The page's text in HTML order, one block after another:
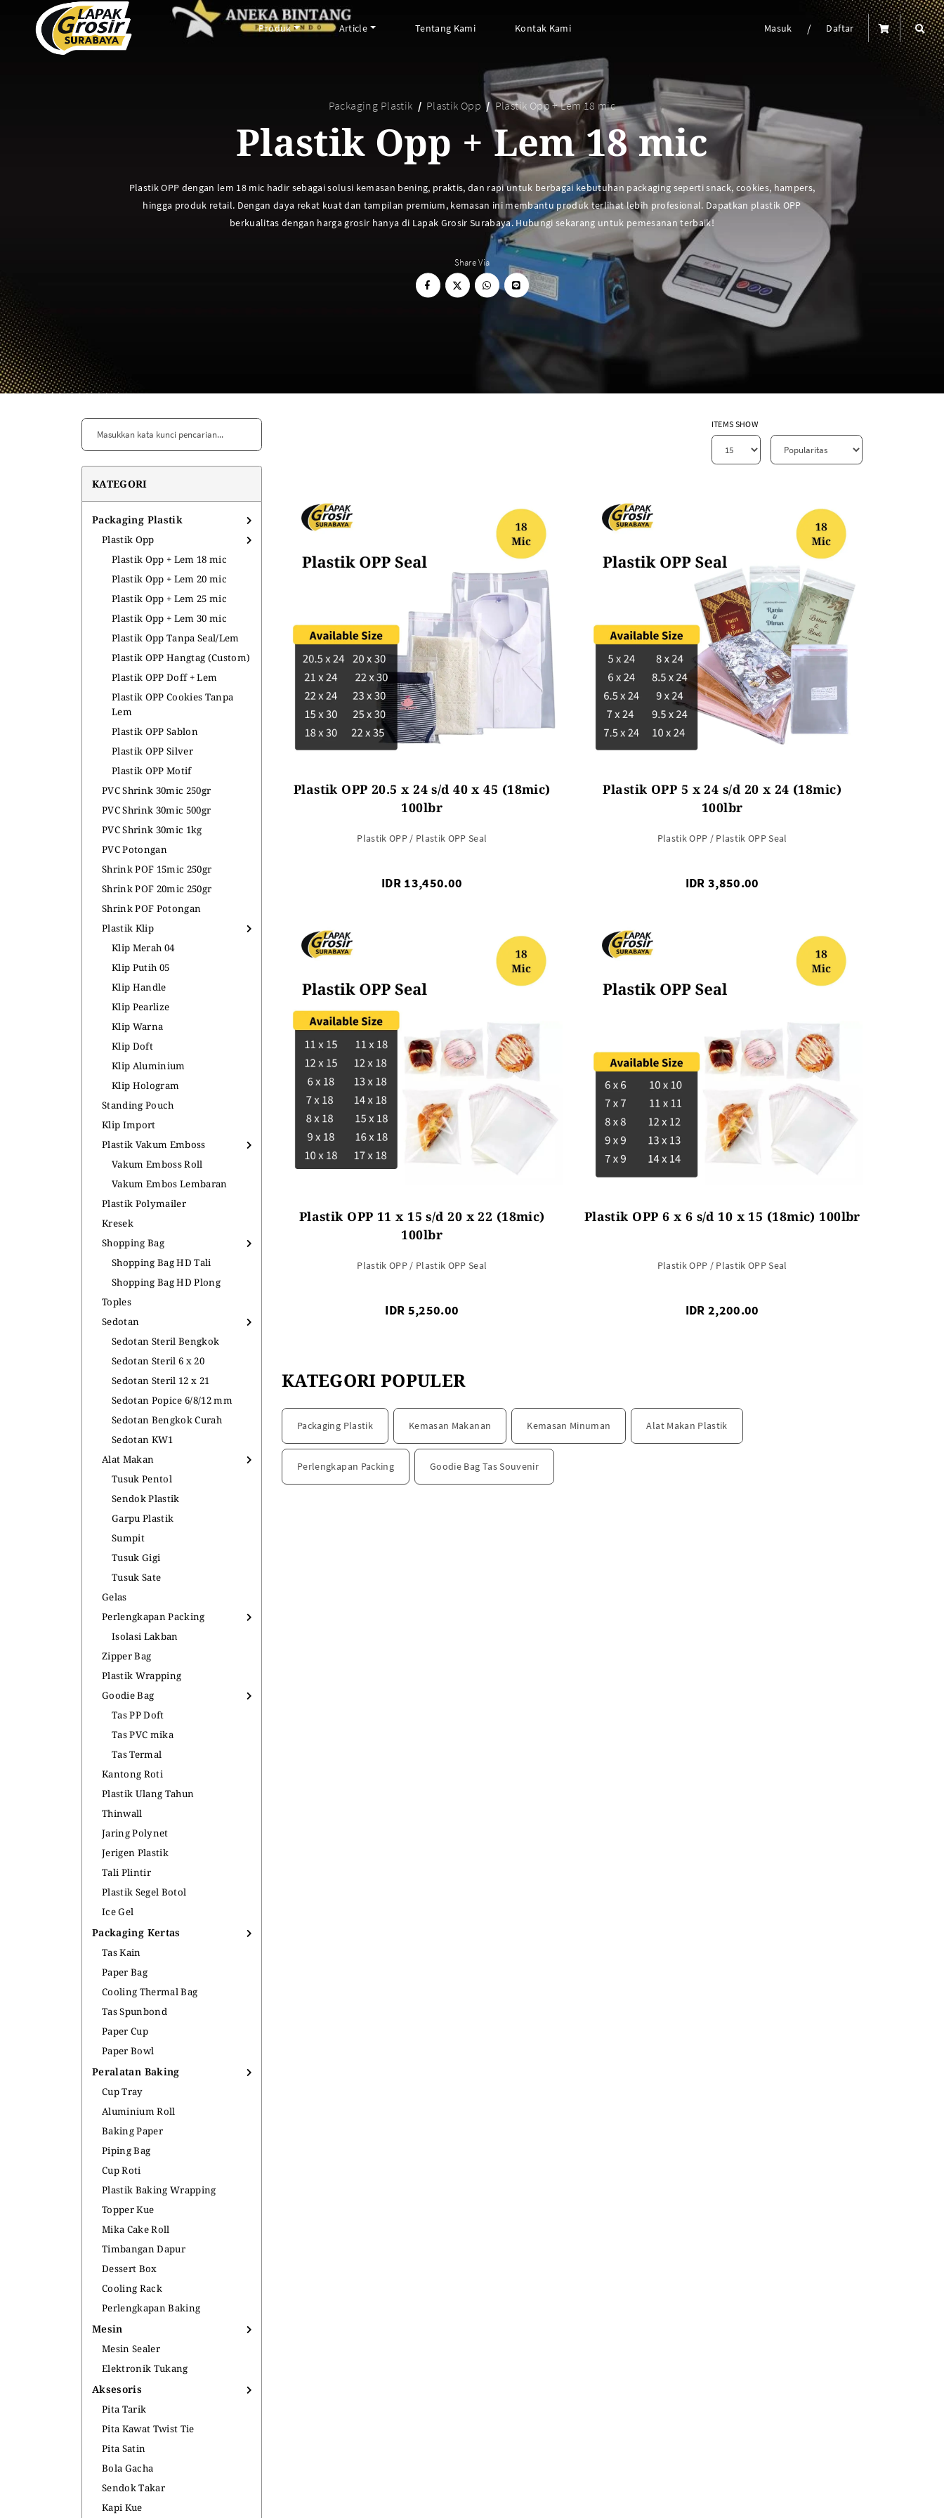
Produk
PERALATAN BAKING
Cup Tray
Aluminium Roll
Timbangan Dapur
MESIN
Mesin Sealer
Pita Satin
Bola Gacha
KEMASAN MAKANAN
Aluminium Sachet
Kertas Bungkus
KEMASAN MINUMAN
Seal Cup
PLASTIK LAINNYA
ALAT PEMANAS PLASTIK PLASTIK DAN TAS MBG SEMUA PRODUK
Article
ARTIKEL ABP
FAQ
Informasi Umum
Tentang Kami Kontak Kami Masuk / Daftar
Packaging Plastik Plastik Opp Plastik Opp + Lem 18 mic
Plastik Opp + Lem 18 mic
Plastik OPP dengan lem 18 mic hadir sebagai solusi kemasan bening, praktis, dan rapi untuk berbagai kebutuhan packaging seperti snack, cookies, hampers,
hingga produk retail. Dengan daya rekat kuat dan tampilan premium, kemasan ini membantu produk terlihat lebih profesional. Dapatkan plastik OPP
berkualitas dengan harga grosir hanya di Lapak Grosir Surabaya. Hubungi sekarang untuk pemesanan terbaik!
Share Via
KATEGORI
Packaging Plastik
Plastik Opp
Plastik Opp + Lem 18 mic
Plastik Opp + Lem 20 mic
Plastik Opp + Lem 25 mic
Plastik Opp + Lem 30 mic
Plastik Opp Tanpa Seal/Lem
Plastik OPP Hangtag (Custom)
Plastik OPP Doff + Lem
Plastik OPP Cookies Tanpa
Lem
Plastik OPP Sablon
Plastik OPP Silver
Plastik OPP Motif
PVC Shrink 30mic 250gr
PVC Shrink 30mic 500gr
PVC Shrink 30mic 1kg
PVC Potongan
Shrink POF 15mic 250gr
Shrink POF 20mic 250gr
Shrink POF Potongan
Plastik Klip
Klip Merah 04
Klip Putih 05
Klip Handle
Klip Pearlize
Klip Warna
Klip Doft
Klip Aluminium
Klip Hologram
Standing Pouch
Klip Import
Plastik Vakum Emboss
Vakum Emboss Roll
Vakum Embos Lembaran
Plastik Polymailer
Kresek
Shopping Bag
Shopping Bag HD Tali
Shopping Bag HD Plong
Toples
Sedotan
Sedotan Steril Bengkok
Sedotan Steril 6 x 20
Sedotan Steril 12 x 21
Sedotan Popice 6/8/12 mm
Sedotan Bengkok Curah
Sedotan KW1
Alat Makan
Tusuk Pentol
Sendok Plastik
Garpu Plastik
Sumpit
Tusuk Gigi
Tusuk Sate
Gelas
Perlengkapan Packing
Isolasi Lakban
Zipper Bag
Plastik Wrapping
Goodie Bag
Tas PP Doft
Tas PVC mika
Tas Termal
Kantong Roti
Plastik Ulang Tahun
Thinwall
Jaring Polynet
Jerigen Plastik
Tali Plintir
Plastik Segel Botol
Ice Gel
Packaging Kertas
Tas Kain
Paper Bag
Cooling Thermal Bag
Tas Spunbond
Paper Cup
Paper Bowl
Peralatan Baking
Cup Tray
Aluminium Roll
Baking Paper
Piping Bag
Cup Roti
Plastik Baking Wrapping
Topper Kue
Mika Cake Roll
Timbangan Dapur
Dessert Box
Cooling Rack
Perlengkapan Baking
Mesin
Mesin Sealer
Elektronik Tukang
Aksesoris
Pita Tarik
Pita Kawat Twist Tie
Pita Satin
Bola Gacha
Sendok Takar
Kapi Kue
ITEMS SHOW
Plastik OPP 20.5 x 24 s/d 40 x 45 (18mic)
100lbr
Plastik OPP / Plastik OPP Seal
IDR 13,450.00
Plastik OPP 5 x 24 s/d 20 x 24 (18mic)
100lbr
Plastik OPP / Plastik OPP Seal
IDR 3,850.00
Plastik OPP 11 x 15 s/d 20 x 22 (18mic)
100lbr
Plastik OPP / Plastik OPP Seal
IDR 5,250.00
Plastik OPP 6 x 6 s/d 10 x 15 (18mic) 100lbr
Plastik OPP / Plastik OPP Seal
IDR 2,200.00
KATEGORI POPULER
Packaging Plastik Kemasan Makanan Kemasan Minuman Alat Makan Plastik
Perlengkapan Packing Goodie Bag Tas Souvenir